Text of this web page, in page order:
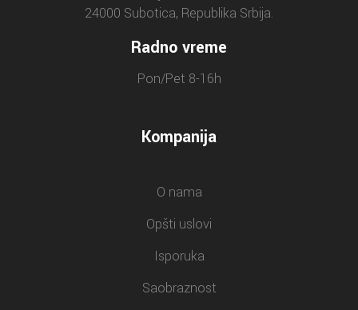
24000 Subotica, Republika Srbija.
Radno vreme
Pon/Pet 8-16h
Kompanija
O nama
Opšti uslovi
Isporuka
Saobraznost